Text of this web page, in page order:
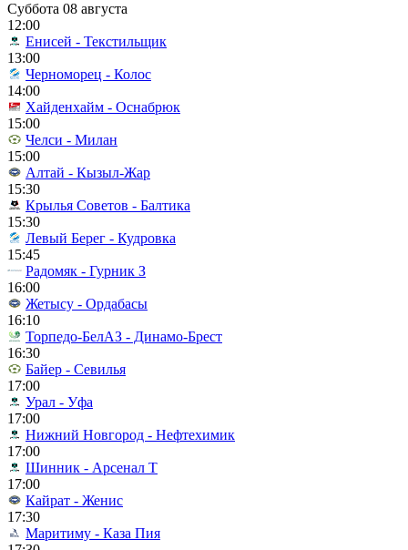
Суббота 08 августа
12:00
Енисей - Текстильщик
13:00
Черноморец - Колос
14:00
Хайденхайм - Оснабрюк
15:00
Челси - Милан
15:00
Алтай - Кызыл-Жар
15:30
Крылья Советов - Балтика
15:30
Левый Берег - Кудровка
15:45
Радомяк - Гурник З
16:00
Жетысу - Ордабасы
16:10
Торпедо-БелАЗ - Динамо-Брест
16:30
Байер - Севилья
17:00
Урал - Уфа
17:00
Нижний Новгород - Нефтехимик
17:00
Шинник - Арсенал Т
17:00
Кайрат - Женис
17:30
Маритиму - Каза Пия